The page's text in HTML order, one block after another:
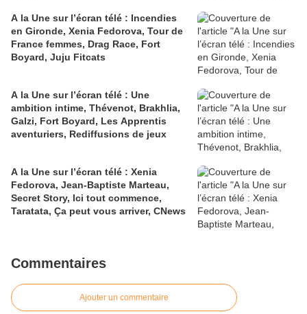
A la Une sur l’écran télé : Incendies
en Gironde, Xenia Fedorova, Tour de
France femmes, Drag Race, Fort
Boyard, Juju Fitcats
A la Une sur l’écran télé : Une
ambition intime, Thévenot, Brakhlia,
Galzi, Fort Boyard, Les Apprentis
aventuriers, Rediffusions de jeux
A la Une sur l’écran télé : Xenia
Fedorova, Jean-Baptiste Marteau,
Secret Story, Ici tout commence,
Taratata, Ça peut vous arriver, CNews
Commentaires
Ajouter un commentaire